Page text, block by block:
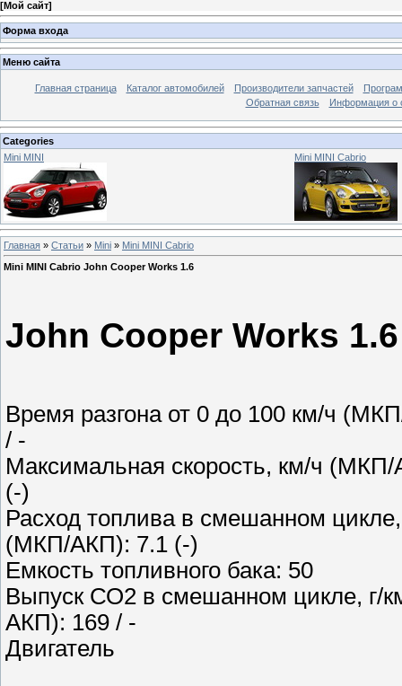
[Мой сайт]
Форма входа
Меню сайта
Главная страница Каталог автомобилей Производители запчастей
Обратная связь
Информация о
Categories
Mini MINI
Mini MINI Cabrio
Главная » Статьи » Mini » Mini MINI Cabrio
Mini MINI Cabrio John Cooper Works 1.6
John Cooper Works 1.6
Время разгона от 0 до 100 км/ч
/ -
Максимальная скорость, км/ч
(-)
Расход топлива в смешанном
(МКП/АКП): 7.1 (-)
Емкость топливного бака: 50
Выпуск СО2 в смешанном цикле, г/
АКП): 169 / -
Двигатель